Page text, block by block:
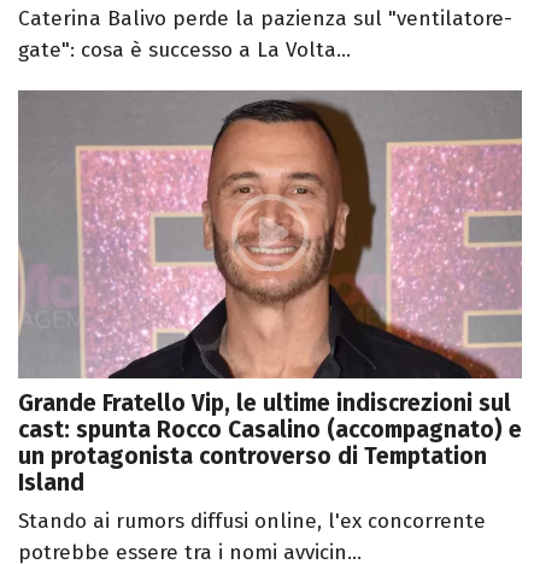
Caterina Balivo perde la pazienza sul "ventilatore-
gate": cosa è successo a La Volta...
Grande Fratello Vip, le ultime indiscrezioni sul
cast: spunta Rocco Casalino (accompagnato) e
un protagonista controverso di Temptation
Island
Stando ai rumors diffusi online, l'ex concorrente
potrebbe essere tra i nomi avvicin...